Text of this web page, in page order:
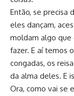
Então, se precisa
eles dançam,
moldam algo que
fazer. E aí temos
congadas, os
da alma deles. E
Ora, como vai se